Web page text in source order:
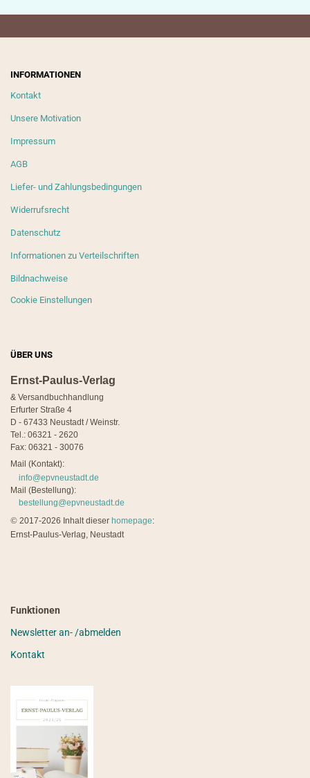
INFORMATIONEN
Kontakt
Unsere Motivation
Impressum
AGB
Liefer- und Zahlungsbedingungen
Widerrufsrecht
Datenschutz
Informationen zu Verteilschriften
Bildnachweise
Cookie Einstellungen
ÜBER UNS
Ernst-Paulus-Verlag
& Versandbuchhandlung
Erfurter Straße 4
D - 67433 Neustadt / Weinstr.
Tel.: 06321 - 2620
Fax: 06321 - 30076
Mail (Kontakt):
info@epvneustadt.de
Mail (Bestellung):
bestellung@epvneustadt.de
© 2017-2026 Inhalt dieser homepage:
Ernst-Paulus-Verlag, Neustadt
Funktionen
Newsletter an- /abmelden
Kontakt